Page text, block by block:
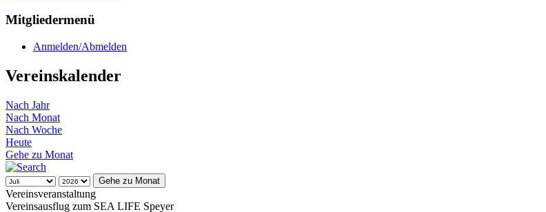
Mitgliedermenü
Anmelden/Abmelden
Vereinskalender
Nach Jahr
Nach Monat
Nach Woche
Heute
Gehe zu Monat
Gehe zu Monat
Vereinsveranstaltung
Vereinsausflug zum SEA LIFE Speyer